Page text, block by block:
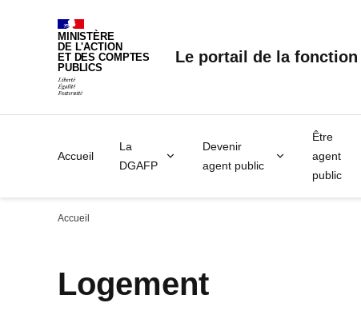
MINISTÈRE
DE L'ACTION
ET DES COMPTES
PUBLICS
Le portail de la
Accueil
La
DGAFP
Devenir
agent public
Être
agent
public
Accueil
Logement